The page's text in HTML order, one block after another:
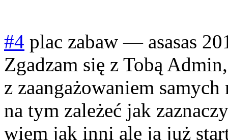
#4 plac zabaw — asasas
Zgadzam się z Tobą
z zaangażowaniem
na tym zależeć jak
wiem jak inni ale ja już